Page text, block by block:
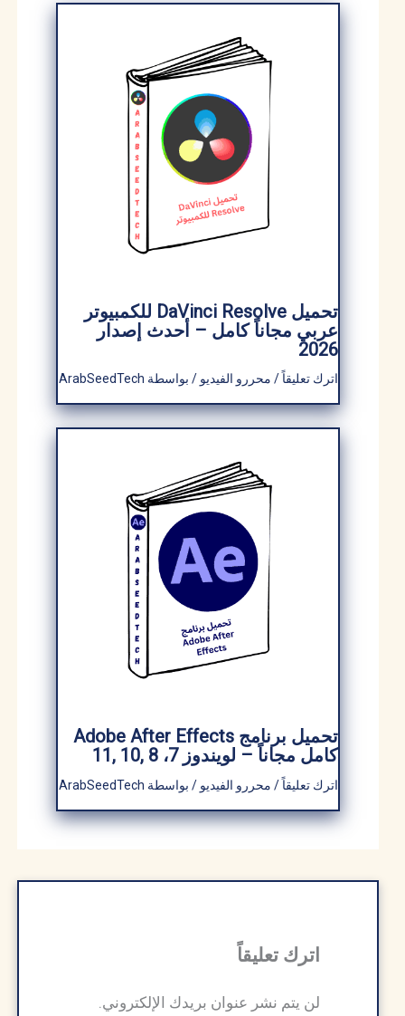
تحميل DaVinci Resolve للكمبيوتر
عربي مجاناً كامل – أحدث إصدار
2026
اترك تعليقاً/ محررو الفيديو/ بواسطةArabSeedTech
تحميل برنامج Adobe After Effects
كامل​ مجاناً – لويندوز 7، 8 ,10 ,11
اترك تعليقاً/ محررو الفيديو/ بواسطةArabSeedTech
اترك تعليقاً
لن يتم نشر عنوان بريدك الإلكتروني.